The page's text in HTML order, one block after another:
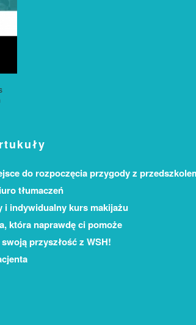
do rozpoczęcia przygody z
tłumaczeń
i indywidualny kurs makijażu
która naprawdę ci pomoże
przyszłość z WSH!